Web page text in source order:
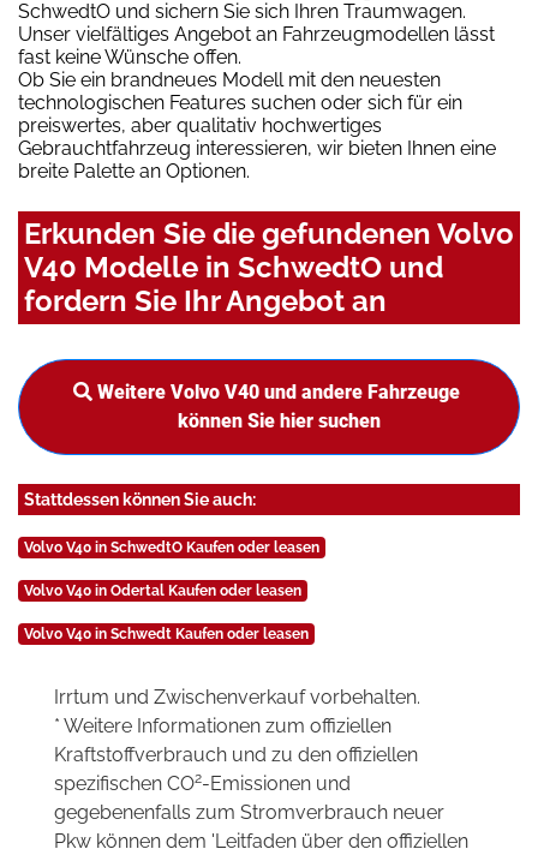
SchwedtO und sichern Sie sich Ihren Traumwagen.
Unser vielfältiges Angebot an Fahrzeugmodellen lässt
fast keine Wünsche offen.
Ob Sie ein brandneues Modell mit den neuesten
technologischen Features suchen oder sich für ein
preiswertes, aber qualitativ hochwertiges
Gebrauchtfahrzeug interessieren, wir bieten Ihnen eine
breite Palette an Optionen.
Erkunden Sie die gefundenen Volvo
V40 Modelle in SchwedtO und
fordern Sie Ihr Angebot an
Weitere Volvo V40 und andere Fahrzeuge
können Sie hier suchen
Stattdessen können Sie auch:
Volvo V40 in SchwedtO Kaufen oder leasen
Volvo V40 in Odertal Kaufen oder leasen
Volvo V40 in Schwedt Kaufen oder leasen
Irrtum und Zwischenverkauf vorbehalten.
* Weitere Informationen zum offiziellen
Kraftstoffverbrauch und zu den offiziellen
spezifischen CO2-Emissionen und
gegebenenfalls zum Stromverbrauch neuer
Pkw können dem 'Leitfaden über den offiziellen